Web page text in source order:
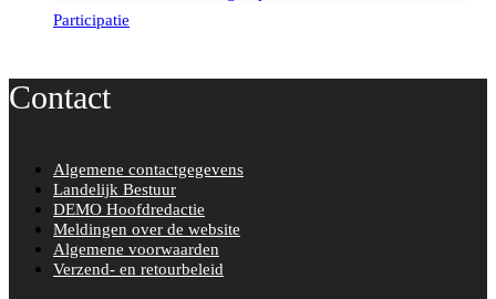
Participatie
Contact
Algemene contactgegevens
Landelijk Bestuur
DEMO Hoofdredactie
Meldingen over de website
Algemene voorwaarden
Verzend- en retourbeleid